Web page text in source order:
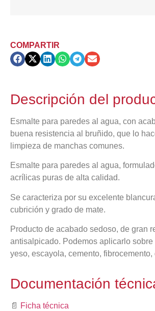
COMPARTIR
Descripción del
Esmalte para paredes al agua, con
buena resistencia al bruñido, que lo
limpieza de manchas comunes.
Esmalte para paredes al agua,
acrílicas puras de alta calidad.
Se caracteriza por su excelente
cubrición y grado de mate.
Producto de acabado sedoso, de gran
antisalpicado. Podemos aplicarlo
yeso, escayola, cemento, fibrocemento,
Documentación
📄
Ficha técnica